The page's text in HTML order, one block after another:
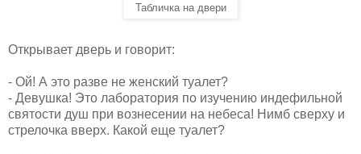
Табличка на двери
Открывает дверь и говорит:
- Ой! А это разве не женский туалет?
- Девушка! Это лаборатория по изучению индефильной
святости душ при вознесении на небеса! Нимб сверху и
стрелочка вверх. Какой еще туалет?